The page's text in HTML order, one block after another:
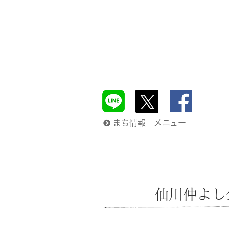
まち情報 メニュー
仙川仲よ